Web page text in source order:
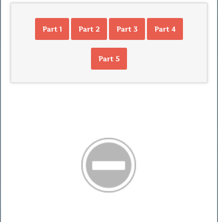
Part 1 Part 2 Part 3 Part 4
Part 5